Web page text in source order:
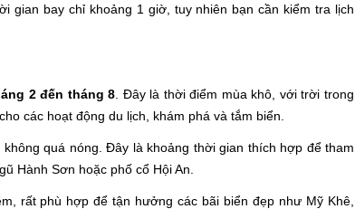
gian bay chỉ khoảng 1 giờ, tuy nhiên bạn cần kiểm tra lịch
2 đến tháng 8. Đây là thời điểm mùa khô, với trời trong
các hoạt động du lịch, khám phá và tắm biển.
quá nóng. Đây là khoảng thời gian thích hợp để tham
Hành Sơn hoặc phố cổ Hội An.
rất phù hợp để tận hưởng các bãi biển đẹp như Mỹ Khê,